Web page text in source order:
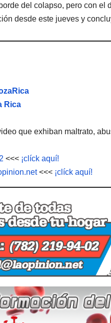
del colapso, pero con
desde este jueves y
Rica
que exhiban maltrato,
<<< ¡clíck aquí!
<<< ¡clíck aquí!